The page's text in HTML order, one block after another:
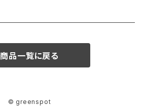
商品一覧に戻る
© greenspot